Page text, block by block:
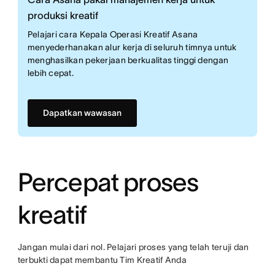
produksi kreatif
Pelajari cara Kepala Operasi Kreatif Asana
menyederhanakan alur kerja di seluruh timnya untuk
menghasilkan pekerjaan berkualitas tinggi dengan
lebih cepat.
Dapatkan wawasan
Percepat proses
kreatif
Jangan mulai dari nol. Pelajari proses yang telah teruji dan
terbukti dapat membantu Tim Kreatif Anda